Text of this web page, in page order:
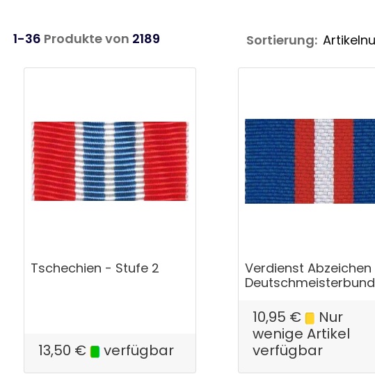
1-36 Produkte von 2189 Sortierung:
Tschechien - Stufe 2
13,50 € verfügbar
Verdienst Abzeichen
Deutschmeisterbund
10,95 €
Nur
wenige Artikel
verfügbar